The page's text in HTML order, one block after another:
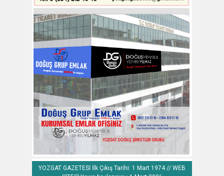
YOZGAT GAZETESİ İlk Çıkış Tarihi: 1 Mart 1974 // WEB